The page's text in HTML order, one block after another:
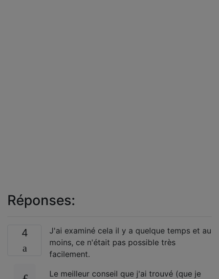
Réponses:
4
J'ai examiné cela il y a quelque temps et au
moins, ce n'était pas possible très
facilement.
Le meilleur conseil que j'ai trouvé (que je